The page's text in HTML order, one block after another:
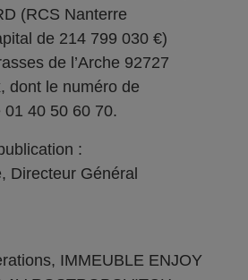
(RCS Nanterre
de 214 799 030 €)
de l’Arche 92727
dont le numéro de
40 50 60 70.
:
Directeur Général
IMMEUBLE ENJOY